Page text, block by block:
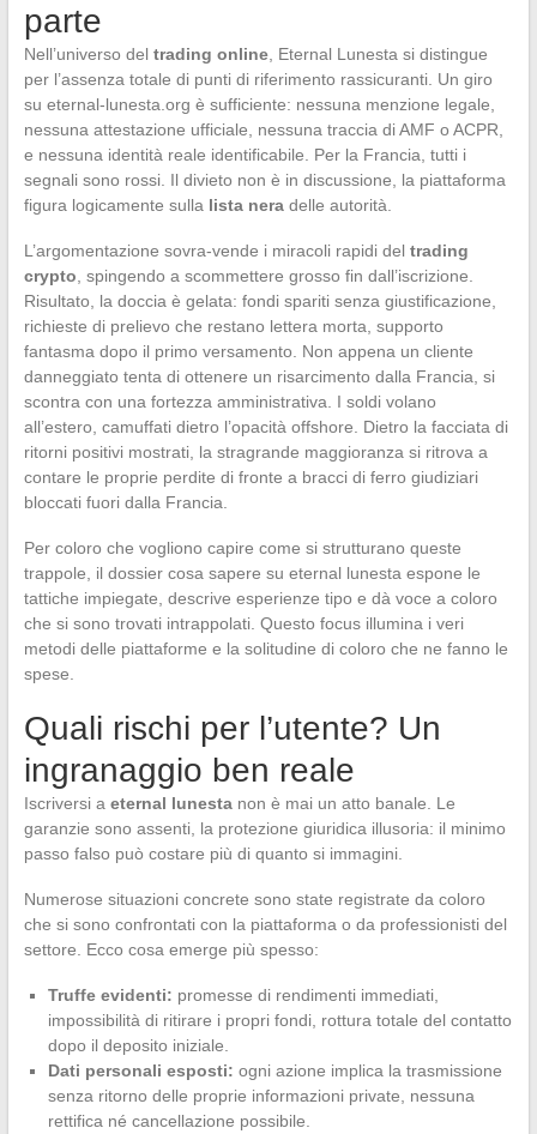
parte
Nell’universo del trading online, Eternal Lunesta si distingue
per l’assenza totale di punti di riferimento rassicuranti. Un giro
su eternal-lunesta.org è sufficiente: nessuna menzione legale,
nessuna attestazione ufficiale, nessuna traccia di AMF o ACPR,
e nessuna identità reale identificabile. Per la Francia, tutti i
segnali sono rossi. Il divieto non è in discussione, la piattaforma
figura logicamente sulla lista neradelle autorità.
L’argomentazione sovra-vende i miracoli rapidi del trading
crypto , spingendo a scommettere grosso fin dall’iscrizione.
Risultato, la doccia è gelata: fondi spariti senza giustificazione,
richieste di prelievo che restano lettera morta, supporto
fantasma dopo il primo versamento. Non appena un cliente
danneggiato tenta di ottenere un risarcimento dalla Francia, si
scontra con una fortezza amministrativa. I soldi volano
all’estero, camuffati dietro l’opacità offshore. Dietro la facciata di
ritorni positivi mostrati, la stragrande maggioranza si ritrova a
contare le proprie perdite di fronte a bracci di ferro giudiziari
bloccati fuori dalla Francia.
Per coloro che vogliono capire come si strutturano queste
trappole, il dossier cosa sapere su eternal lunesta espone le
tattiche impiegate, descrive esperienze tipo e dà voce a coloro
che si sono trovati intrappolati. Questo focus illumina i veri
metodi delle piattaforme e la solitudine di coloro che ne fanno le
spese.
Quali rischi per l’utente? Un
ingranaggio ben reale
Iscriversi a eternal lunestanon è mai un atto banale. Le
garanzie sono assenti, la protezione giuridica illusoria: il minimo
passo falso può costare più di quanto si immagini.
Numerose situazioni concrete sono state registrate da coloro
che si sono confrontati con la piattaforma o da professionisti del
settore. Ecco cosa emerge più spesso:
Truffe evidenti: promesse di rendimenti immediati,
impossibilità di ritirare i propri fondi, rottura totale del contatto
dopo il deposito iniziale.
Dati personali esposti: ogni azione implica la trasmissione
senza ritorno delle proprie informazioni private, nessuna
rettifica né cancellazione possibile.